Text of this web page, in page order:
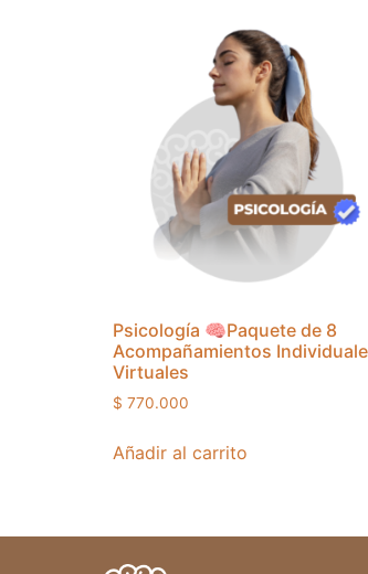
Psicología 🧠Paquete de 8
Acompañamientos
Virtuales
$ 770.000
Añadir al carrito